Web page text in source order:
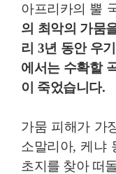
아프리카의 뿔
의 최악의 가뭄
리 3년 동안 우
에서는 수확할
이 죽었습니다.
가뭄 피해가 가
소말리아, 케냐
초지를 찾아 떠